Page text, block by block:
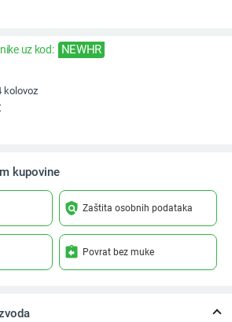
uz kod: NEWHR
kolovoz
kupovine
policy Zaštita osobnih podataka
assignment_return Povrat bez muke